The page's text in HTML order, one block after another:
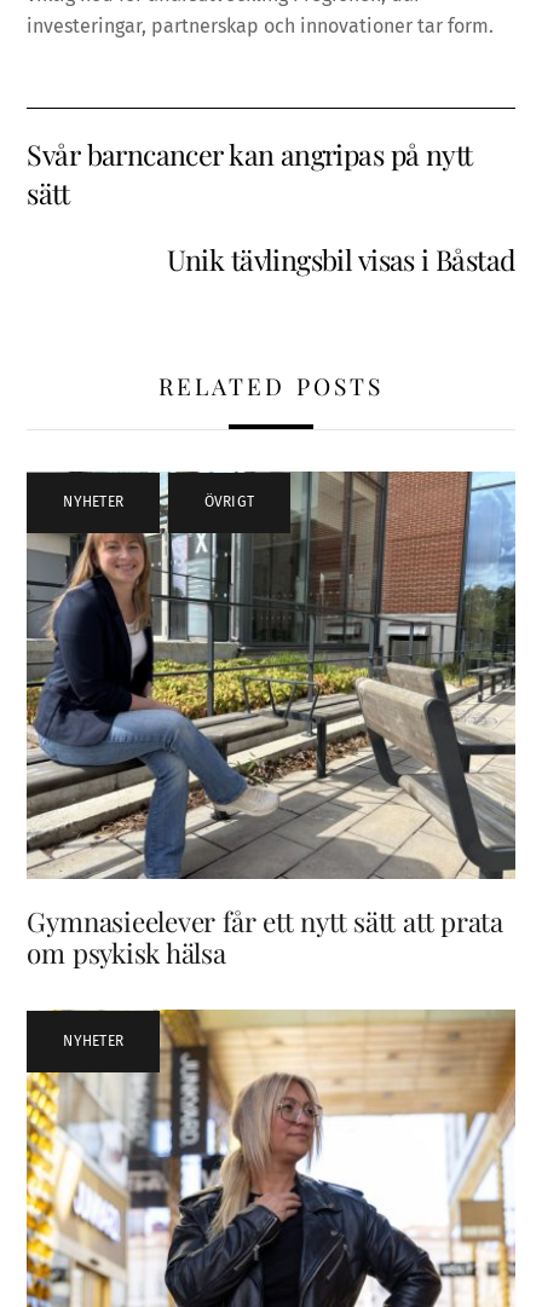
investeringar, partnerskap och innovationer tar form.
Svår barncancer kan angripas på nytt
sätt
Unik tävlingsbil visas i Båstad
RELATED POSTS
NYHETER , ÖVRIGT
Gymnasieelever får ett nytt sätt att prata
om psykisk hälsa
NYHETER